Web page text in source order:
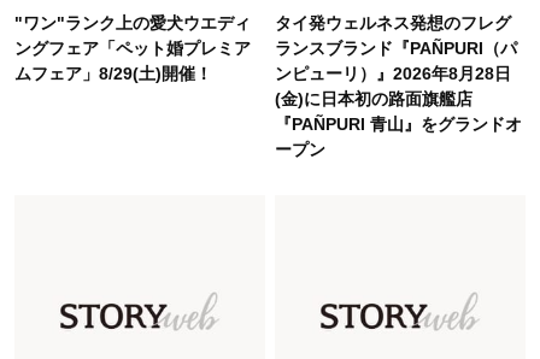
Fashion 2026.6.26
初夏はこれさえあれば！40代は【淡色ワンピ】
で即涼しげ＆上品見え〈3選〉
2026.7.31
【40代のTシャツコーデ】超ビッグサイズ×きれ
"ワン"ランク上の愛犬ウエディ
ングフェア「ペット婚プレミア
ムフェア」8/29(土)開催！
タイ発ウェルネス発想のフレグ
ランスブランド『PAÑPURI（パ
ンピューリ）』2026年8月28日
(金)に日本初の路面旗艦店
『PAÑPURI 青山』をグランドオ
ープン